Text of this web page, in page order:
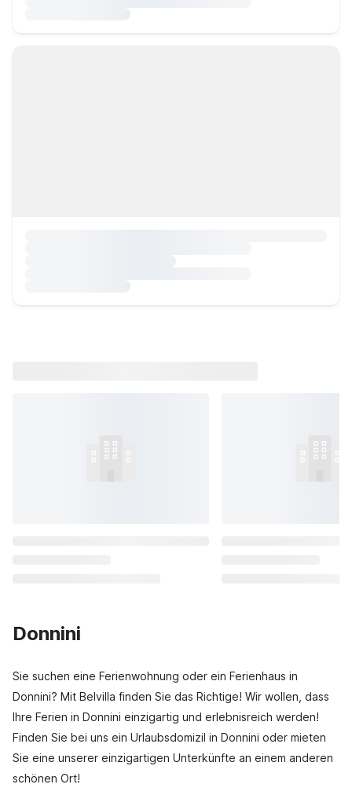
Donnini
Sie suchen eine Ferienwohnung oder ein Ferienhaus in
Donnini? Mit Belvilla finden Sie das Richtige! Wir wollen, dass
Ihre Ferien in Donnini einzigartig und erlebnisreich werden!
Finden Sie bei uns ein Urlaubsdomizil in Donnini oder mieten
Sie eine unserer einzigartigen Unterkünfte an einem anderen
schönen Ort!